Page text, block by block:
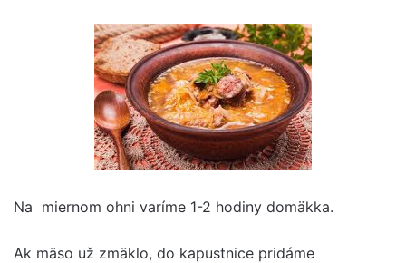
Na miernom ohni varíme 1-2 hodiny domäkka.
Ak mäso už zmäklo, do kapustnice pridáme